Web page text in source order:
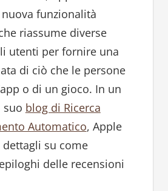
funzionalità
riassume diverse
utenti per fornire una
di ciò che le persone
o di un gioco. In un
suo blog di Ricerca
Automatico, Apple
su come
delle recensioni